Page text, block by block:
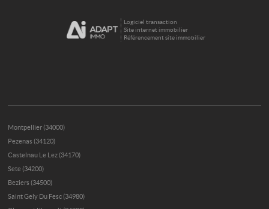
Logiciel transaction
Site internet immobilier
Référencement site immobilier
Montpellier (34000)
Pezenas (34120)
Castelnau Le Lez (34170)
Sete (34200)
Beziers (34500)
Saint Gely Du Fesc (34980)